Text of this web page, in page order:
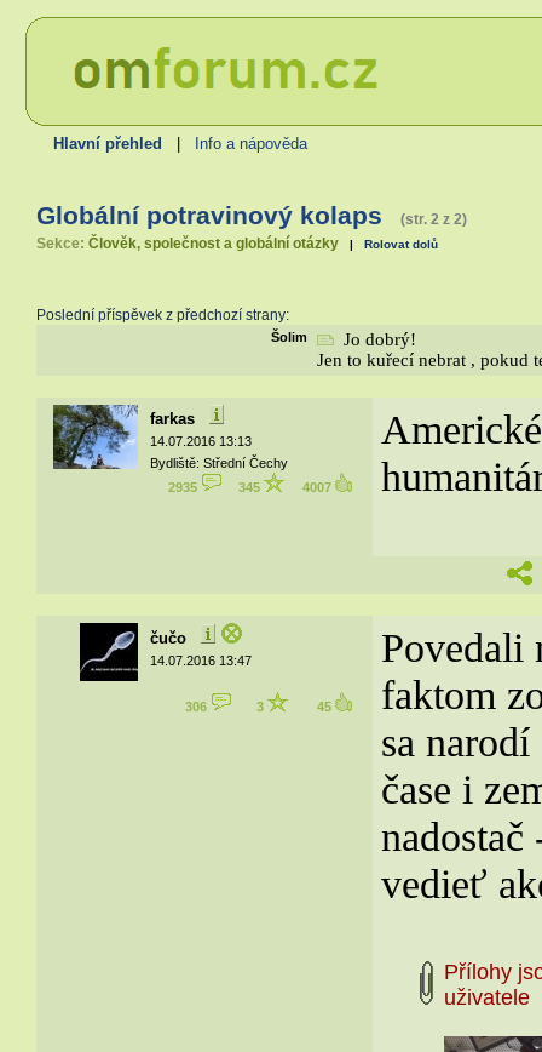
Hlavní přehled Info a nápověda
Globální potravinový kolaps (str. 2 z 2)
Sekce: Člověk, společnost a globální otázky | Rolovat dolů
Poslední příspěvek z předchozí strany:
Šolim
Jo dobrý!
Jen to kuřecí nebrat , pokud
farkas
14.07.2016 13:13
Bydliště: Střední Čechy
2935
345 4007
čučo
14.07.2016 13:47
306 3 45
Povedali
faktom
sa
čase i
vedieť
Přílohy